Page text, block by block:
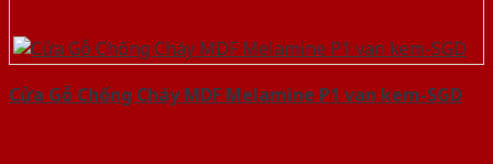
Cửa Gỗ Chống Cháy MDF Melamine P1 van kem-SGD